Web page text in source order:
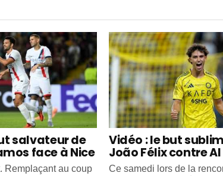
salvateur de
face à Nice
Remplaçant au coup
Vidéo : le but
João Félix contre
Ce samedi lors de la